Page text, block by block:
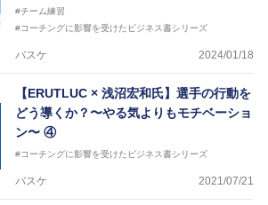
#チーム練習
#コーチングに影響を受けたビジネス書シリーズ
バスケ 2024/01/18
【ERUTLUC × 浅沼宏和氏】選手の行動を
どう導くか？〜やる気よりもモチベーショ
ン〜 ④
#コーチングに影響を受けたビジネス書シリーズ
バスケ 2021/07/21